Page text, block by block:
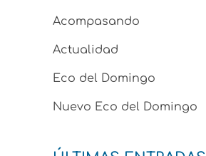
Acompasando
Actualidad
Eco del Domingo
Nuevo Eco del Domingo